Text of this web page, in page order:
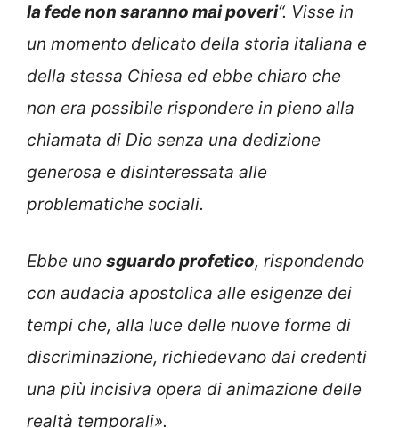
la fede non saranno mai poveri“. Visse in
un momento delicato della storia italiana e
della stessa Chiesa ed ebbe chiaro che
non era possibile rispondere in pieno alla
chiamata di Dio senza una dedizione
generosa e disinteressata alle
problematiche sociali.
Ebbe uno sguardo profetico, rispondendo
con audacia apostolica alle esigenze dei
tempi che, alla luce delle nuove forme di
discriminazione, richiedevano dai credenti
una più incisiva opera di animazione delle
realtà temporali».